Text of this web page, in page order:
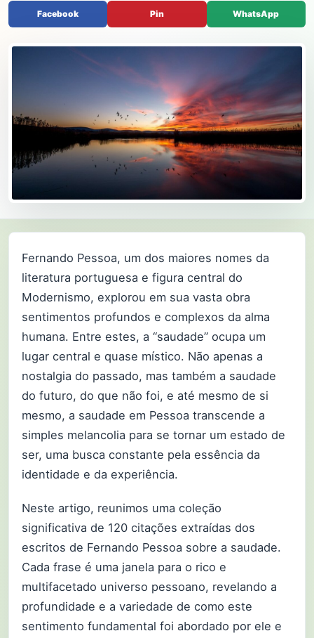
Facebook Pin WhatsApp
Fernando Pessoa, um dos maiores nomes da
literatura portuguesa e figura central do
Modernismo, explorou em sua vasta obra
sentimentos profundos e complexos da alma
humana. Entre estes, a “saudade” ocupa um
lugar central e quase místico. Não apenas a
nostalgia do passado, mas também a saudade
do futuro, do que não foi, e até mesmo de si
mesmo, a saudade em Pessoa transcende a
simples melancolia para se tornar um estado de
ser, uma busca constante pela essência da
identidade e da experiência.
Neste artigo, reunimos uma coleção
significativa de 120 citações extraídas dos
escritos de Fernando Pessoa sobre a saudade.
Cada frase é uma janela para o rico e
multifacetado universo pessoano, revelando a
profundidade e a variedade de como este
sentimento fundamental foi abordado por ele e